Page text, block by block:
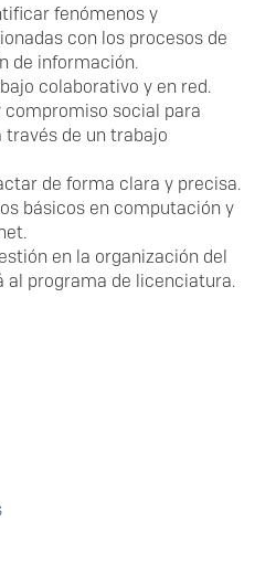
fenómenos y
con los procesos de
de información.
colaborativo y en red.
social para
de un trabajo
de forma clara y precisa.
básicos en computación y
en la organización del
al programa de licenciatura.